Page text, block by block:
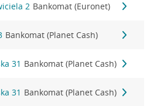
2 Bankomat (Euronet)
Bankomat (Planet Cash)
31 Bankomat (Planet Cash)
31 Bankomat (Planet Cash)